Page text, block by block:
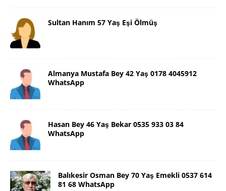
Sultan Hanım 57 Yaş Eşi Ölmüş
Almanya Mustafa Bey 42 Yaş 0178 4045912
WhatsApp
Hasan Bey 46 Yaş Bekar 0535 933 03 84
WhatsApp
Balıkesir Osman Bey 70 Yaş Emekli 0537 614
81 68 WhatsApp